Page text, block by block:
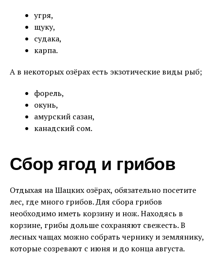
угря,
щуку,
судака,
карпа.
А в некоторых озёрах есть экзотические виды рыб;
форель,
окунь,
амурский сазан,
канадский сом.
Сбор ягод и грибов
Отдыхая на Шацких озёрах, обязательно посетите
лес, где много грибов. Для сбора грибов
необходимо иметь корзину и нож. Находясь в
корзине, грибы дольше сохраняют свежесть. В
лесных чащах можно собрать чернику и землянику,
которые созревают с июня и до конца августа.